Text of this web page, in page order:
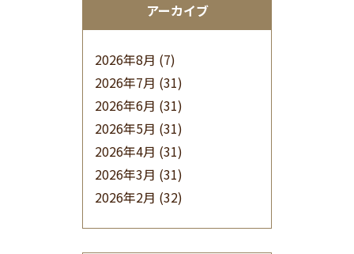
アーカイブ
2026年8月 (7)
2026年7月 (31)
2026年6月 (31)
2026年5月 (31)
2026年4月 (31)
2026年3月 (31)
2026年2月 (32)